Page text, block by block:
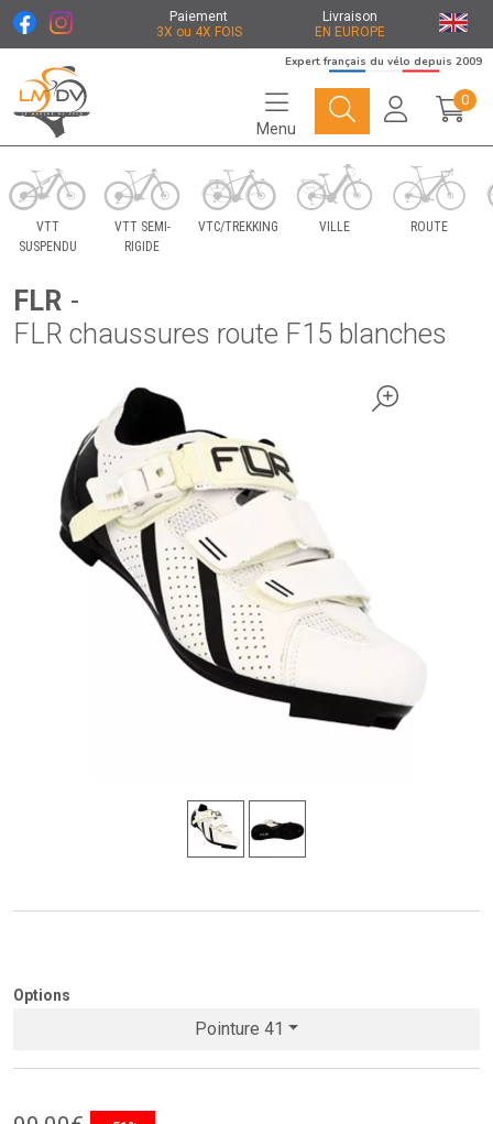
Paiement
3X ou 4X FOIS
Livraison
EN EUROPE
Le Marché du Vélo Votre distributeurs de vélo
Expert français du vélo depuis 2009
Menu
0
VTT
SUSPENDU
VTT SEMI-
RIGIDE
VTC/TREKKING VILLE ROUTE
FLR -
FLR chaussures route F15 blanches
Options
Pointure 41